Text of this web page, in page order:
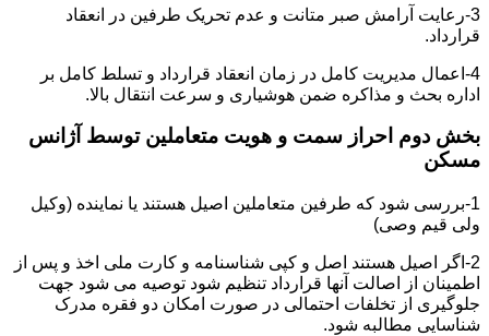
3-رعایت آرامش صبر متانت و عدم تحریک طرفین در انعقاد
قرارداد.
4-اعمال مدیریت کامل در زمان انعقاد قرارداد و تسلط کامل بر
اداره بحث و مذاکره ضمن هوشیاری و سرعت انتقال بالا.
بخش دوم احراز سمت و هویت متعاملین توسط آژانس
مسکن
1-بررسی شود که طرفین متعاملین اصیل هستند یا نماینده (وکیل
ولی قیم وصی)
2-اگر اصیل هستند اصل و کپی شناسنامه و کارت ملی اخذ و پس از
اطمینان از اصالت آنها قرارداد تنظیم شود توصیه می شود جهت
جلوگیری از تخلفات احتمالی در صورت امکان دو فقره مدرک
شناسایی مطالبه شود.